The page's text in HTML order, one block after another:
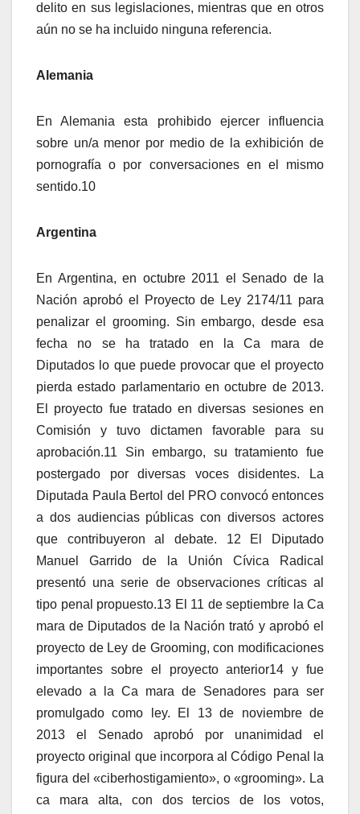
delito en sus legislaciones, mientras que en otros
aún no se ha incluido ninguna referencia.
Alemania
En Alemania esta prohibido ejercer influencia
sobre un/a menor por medio de la exhibición de
pornografía o por conversaciones en el mismo
sentido.10
Argentina
En Argentina, en octubre 2011 el Senado de la
Nación aprobó el Proyecto de Ley 2174/11 para
penalizar el grooming. Sin embargo, desde esa
fecha no se ha tratado en la Ca mara de
Diputados lo que puede provocar que el proyecto
pierda estado parlamentario en octubre de 2013.
El proyecto fue tratado en diversas sesiones en
Comisión y tuvo dictamen favorable para su
aprobación.11 Sin embargo, su tratamiento fue
postergado por diversas voces disidentes. La
Diputada Paula Bertol del PRO convocó entonces
a dos audiencias públicas con diversos actores
que contribuyeron al debate. 12 El Diputado
Manuel Garrido de la Unión Cívica Radical
presentó una serie de observaciones críticas al
tipo penal propuesto.13 El 11 de septiembre la Ca
mara de Diputados de la Nación trató y aprobó el
proyecto de Ley de Grooming, con modificaciones
importantes sobre el proyecto anterior14 y fue
elevado a la Ca mara de Senadores para ser
promulgado como ley. El 13 de noviembre de
2013 el Senado aprobó por unanimidad el
proyecto original que incorpora al Código Penal la
figura del «ciberhostigamiento», o «grooming». La
ca mara alta, con dos tercios de los votos,